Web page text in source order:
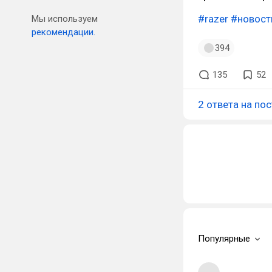
Мы используем
рекомендации.
#razer
394
135 52
2 ответа на
Популярные